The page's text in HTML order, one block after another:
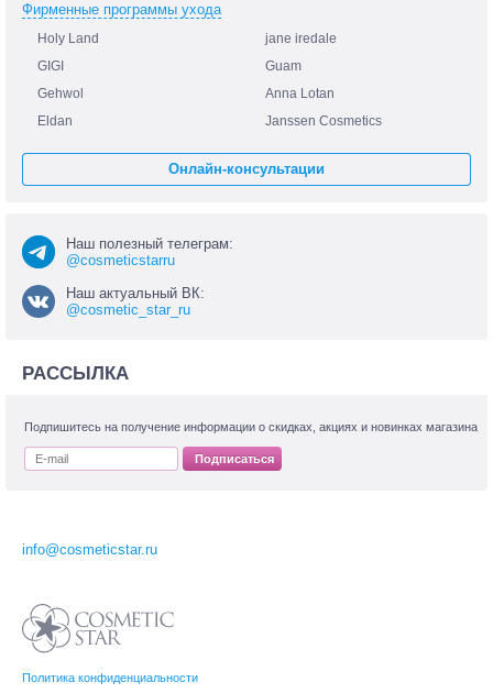
Фирменные программы ухода
Holy Land
jane iredale
GIGI
Guam
Gehwol
Anna Lotan
Eldan
Janssen Cosmetics
Онлайн-консультации
Наш полезный телеграм:
@cosmeticstarru
Наш актуальный ВК:
@cosmetic_star_ru
РАССЫЛКА
Подпишитесь на получение информации о скидках, акциях и новинках магазина
Подписаться
Политика конфиденциальности
info@cosmeticstar.ru